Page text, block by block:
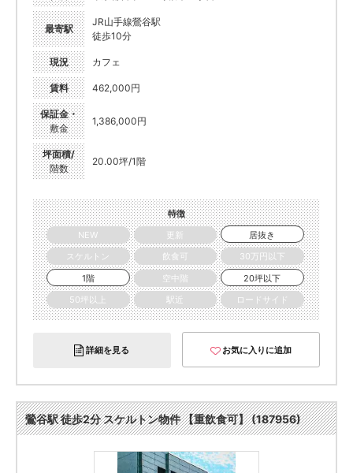
最寄駅
JR山手線鶯谷駅
徒歩10分
現況 カフェ
賃料 462,000円
保証金・
敷金
1,386,000円
坪面積/
階数
20.00坪/1階
特徴
NEW
更新
居抜き
スケルトン
飲食可
30万円以下
1階
空中階
20坪以下
50坪以上
駅近 ロードサイド
詳細を見る お気に入りに追加
鶯谷駅 徒歩2分 スケルトン物件 【重飲食可】 (187956)